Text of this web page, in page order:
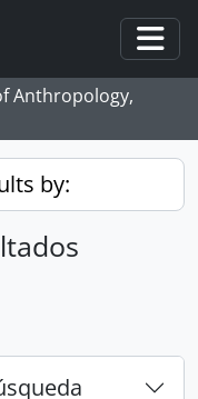
Anthropology,
by: